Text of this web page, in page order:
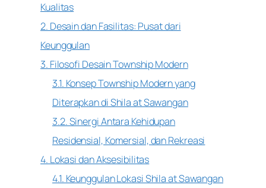
Kualitas
2. Desain dan Fasilitas: Pusat dari
Keunggulan
3. Filosofi Desain Township Modern
3.1. Konsep Township Modern yang
Diterapkan di Shila at Sawangan
3.2. Sinergi Antara Kehidupan
Residensial, Komersial, dan Rekreasi
4. Lokasi dan Aksesibilitas
4.1. Keunggulan Lokasi Shila at Sawangan